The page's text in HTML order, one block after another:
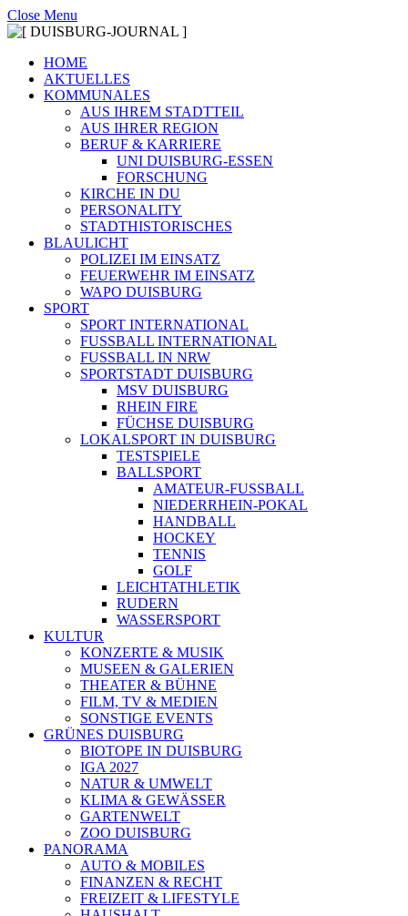
Close Menu
HOME
AKTUELLES
KOMMUNALES
AUS IHREM STADTTEIL
AUS IHRER REGION
BERUF & KARRIERE
UNI DUISBURG-ESSEN
FORSCHUNG
KIRCHE IN DU
PERSONALITY
STADTHISTORISCHES
BLAULICHT
POLIZEI IM EINSATZ
FEUERWEHR IM EINSATZ
WAPO DUISBURG
SPORT
SPORT INTERNATIONAL
FUSSBALL INTERNATIONAL
FUSSBALL IN NRW
SPORTSTADT DUISBURG
MSV DUISBURG
RHEIN FIRE
FÜCHSE DUISBURG
LOKALSPORT IN DUISBURG
TESTSPIELE
BALLSPORT
AMATEUR-FUSSBALL
NIEDERRHEIN-POKAL
HANDBALL
HOCKEY
TENNIS
GOLF
LEICHTATHLETIK
RUDERN
WASSERSPORT
KULTUR
KONZERTE & MUSIK
MUSEEN & GALERIEN
THEATER & BÜHNE
FILM, TV & MEDIEN
SONSTIGE EVENTS
GRÜNES DUISBURG
BIOTOPE IN DUISBURG
IGA 2027
NATUR & UMWELT
KLIMA & GEWÄSSER
GARTENWELT
ZOO DUISBURG
PANORAMA
AUTO & MOBILES
FINANZEN & RECHT
FREIZEIT & LIFESTYLE